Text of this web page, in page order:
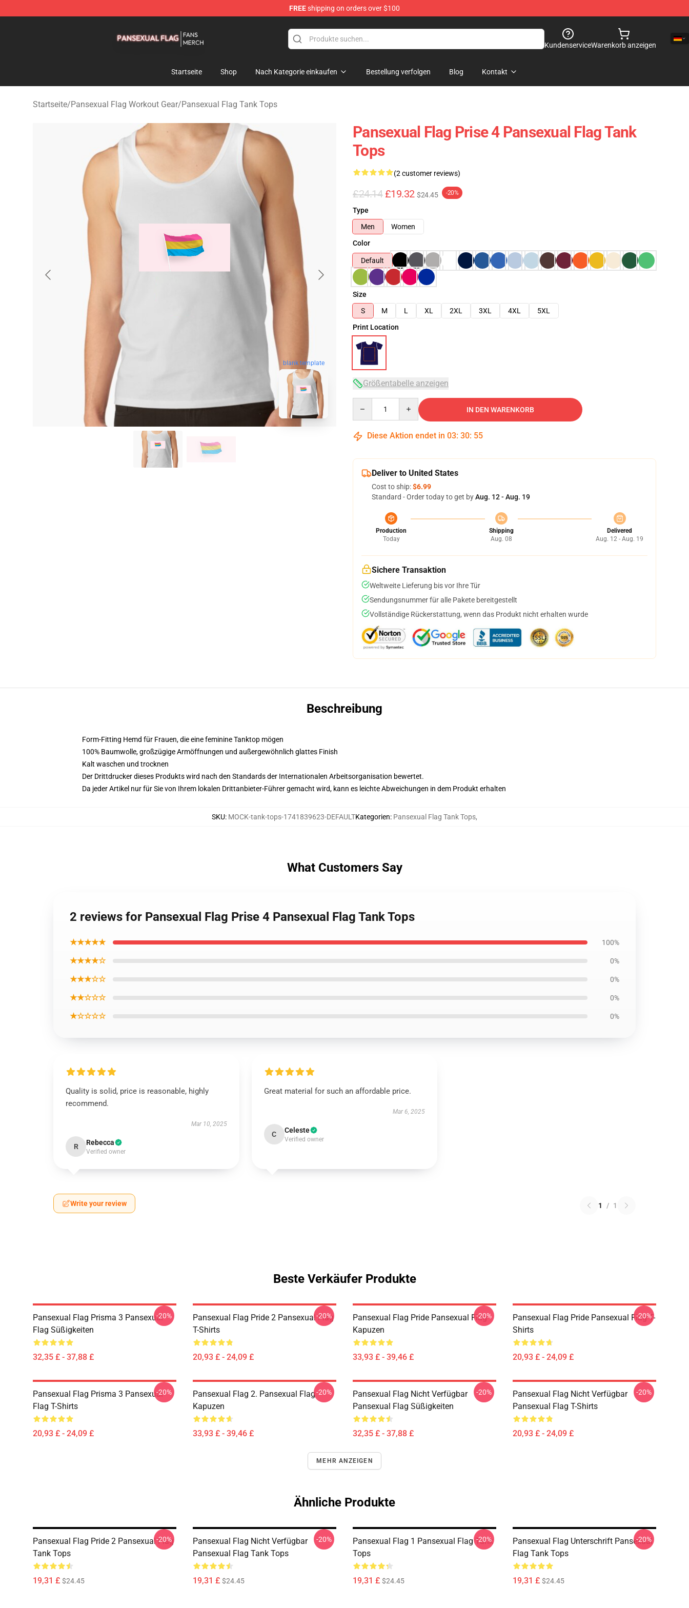
FREEshipping on orders over $100
KundenserviceWarenkorb anzeigen
Startseite Shop Nach Kategorie einkaufen Bestellung verfolgen Blog Kontakt
Startseite/Pansexual Flag Workout Gear/Pansexual Flag Tank Tops
blank template
Pansexual Flag Prise 4 Pansexual Flag Tank
Tops
(2 customer reviews)
£24.14 £19.32 $24.45 -20%
Type
Men
Women
Color
Default
Size
S
M L XL 2XL 3XL 4XL
5XL
Print Location
Größentabelle anzeigen
IN DEN WARENKORB
Diese Aktion endet in 03: 30: 54
Deliver to United States
Cost to ship:$6.99
Standard - Order today to get byAug. 12 - Aug. 19
Production
Today
Shipping
Aug. 08
Delivered
Aug. 12 - Aug. 19
Sichere Transaktion
Weltweite Lieferung bis vor Ihre Tür
Sendungsnummer für alle Pakete bereitgestellt
Vollständige Rückerstattung, wenn das Produkt nicht erhalten wurde
Beschreibung
Form-Fitting Hemd für Frauen, die eine feminine Tanktop mögen
100% Baumwolle, großzügige Armöffnungen und außergewöhnlich glattes Finish
Kalt waschen und trocknen
Der Drittdrucker dieses Produkts wird nach den Standards der Internationalen Arbeitsorganisation bewertet.
Da jeder Artikel nur für Sie von Ihrem lokalen Drittanbieter-Führer gemacht wird, kann es leichte Abweichungen in dem Produkt erhalten
SKU: MOCK-tank-tops-1741839623-DEFAULTKategorien: Pansexual Flag Tank Tops,
What Customers Say
2 reviews for Pansexual Flag Prise 4 Pansexual Flag Tank Tops
★★★★★ 100%
★★★★☆ 0%
★★★☆☆ 0%
★★☆☆☆ 0%
★☆☆☆☆ 0%
Quality is solid, price is reasonable, highly
recommend.
Mar 10, 2025
R Rebecca
Verified owner
Great material for such an affordable price.
Mar 6, 2025
C Celeste
Verified owner
Write your review 1 / 1
Beste Verkäufer Produkte
Pansexual Flag Prisma 3 Pansexual
Flag Süßigkeiten
32,35 £ - 37,88 £
-20%
Pansexual Flag Pride 2 Pansexual Flag
T-Shirts
20,93 £ - 24,09 £
-20%
Pansexual Flag Pride Pansexual Flag
Kapuzen
33,93 £ - 39,46 £
-20%
Pansexual Flag Pride Pansexual Flag T-
Shirts
20,93 £ - 24,09 £
-20%
Pansexual Flag Prisma 3 Pansexual
Flag T-Shirts
20,93 £ - 24,09 £
-20%
Pansexual Flag 2. Pansexual Flag
Kapuzen
33,93 £ - 39,46 £
-20%
Pansexual Flag Nicht Verfügbar
Pansexual Flag Süßigkeiten
32,35 £ - 37,88 £
-20%
Pansexual Flag Nicht Verfügbar
Pansexual Flag T-Shirts
20,93 £ - 24,09 £
-20%
MEHR ANZEIGEN
Ähnliche Produkte
Pansexual Flag Pride 2 Pansexual Flag
Tank Tops
19,31 £ $24.45
-20%
Pansexual Flag Nicht Verfügbar
Pansexual Flag Tank Tops
19,31 £ $24.45
-20%
Pansexual Flag 1 Pansexual Flag Tank
Tops
19,31 £ $24.45
-20%
Pansexual Flag Unterschrift Pansexual
Flag Tank Tops
19,31 £ $24.45
-20%